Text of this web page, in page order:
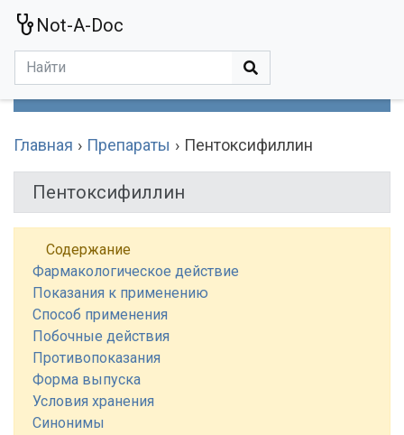
Not-A-Doc
Главная Препараты Пентоксифиллин
Пентоксифиллин
Содержание
Фармакологическое действие
Показания к применению
Способ применения
Побочные действия
Противопоказания
Форма выпуска
Условия хранения
Синонимы